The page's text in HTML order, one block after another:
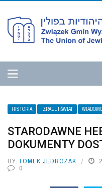
HISTORIA IZRAEL I ŚWIAT
STARODAWNE
DOKUMENTY
BY TOMEK JEDRCZAK
0